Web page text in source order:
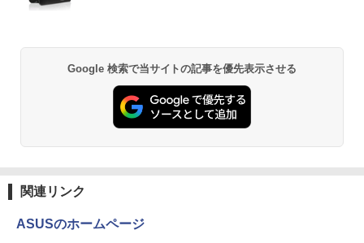
Anker Soundcore P31i ホワイト
￥5,990
BRUCE WAYNE feat. Flo Milli, ATL Jacob
￥250
by Amazon 天然水 ラベルレス 500ml ×24本
ウォーター ペットボトル 静岡県産 500ミリリ
ットル (Smart Basic)
異世界居酒屋「のぶ」(22) (角川コミックス・
￥832
Google 検索で当サイトの記事を優先表示させる
関連リンク
ASUSのホームページ